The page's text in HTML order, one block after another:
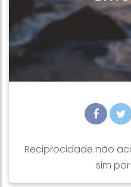
Reciprocidade não
sim